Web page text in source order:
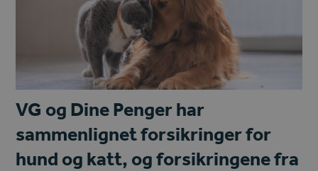
VG og Dine Penger har
sammenlignet forsikringer for
hund og katt, og forsikringene fra